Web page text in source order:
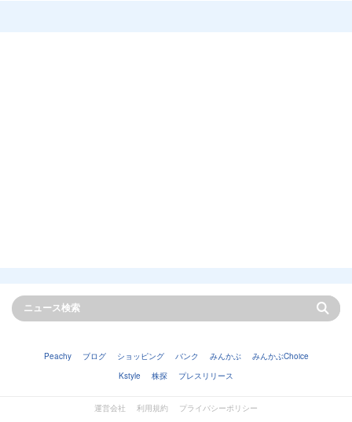
Peachy ブログ ショッピング バンク みんかぶ
みんかぶChoice
Kstyle
株探 プレスリリース
運営会社 利用規約
プライバシーポリシー